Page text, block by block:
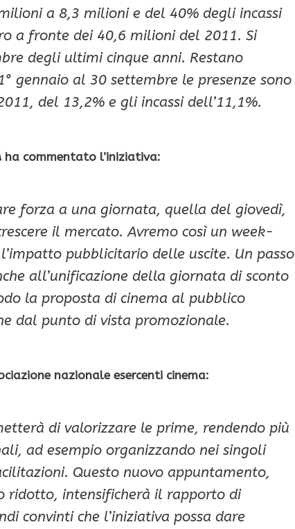
a 8,3 milioni e del 40% degli incassi
a fronte dei 40,6 milioni del 2011. Si
degli ultimi cinque anni. Restano
gennaio al 30 settembre le presenze sono
del 13,2% e gli incassi dell’11,1%.
ha commentato l’iniziativa:
forza a una giornata, quella del giovedì,
il mercato. Avremo così un week-
pubblicitario delle uscite. Un passo
all’unificazione della giornata di sconto
la proposta di cinema al pubblico
dal punto di vista promozionale.
nazionale esercenti cinema:
di valorizzare le prime, rendendo più
ad esempio organizzando nei singoli
Questo nuovo appuntamento,
ridotto, intensificherà il rapporto di
convinti che l’iniziativa possa dare